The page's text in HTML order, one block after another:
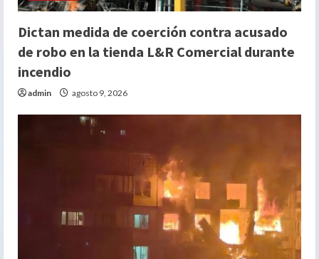
Dictan medida de coerción contra acusado
de robo en la tienda L&R Comercial durante
incendio
admin agosto 9, 2026